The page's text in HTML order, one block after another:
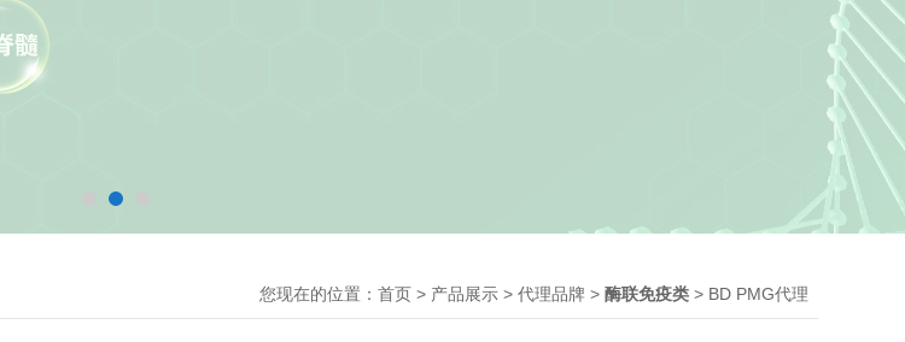
您现在的位置： 首页 > 产品展示 > 代理品牌 > 酶联免疫类 > BD PMG代理